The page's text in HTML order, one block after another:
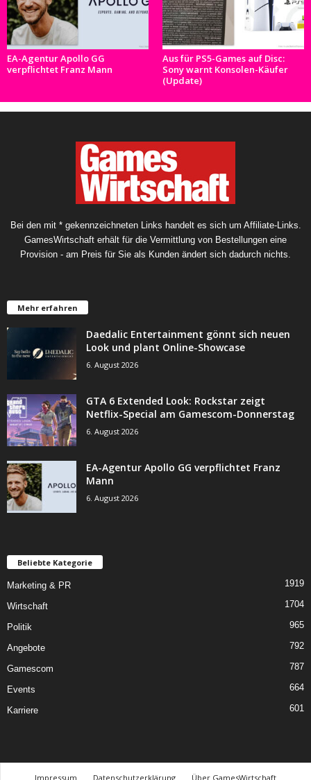
EA-Agentur Apollo GG
verpflichtet Franz Mann
Aus für PS5-Games auf Disc:
Sony warnt Konsolen-Käufer
(Update)
Bei den mit * gekennzeichneten Links handelt es sich um Affiliate-Links.
GamesWirtschaft erhält für die Vermittlung von Bestellungen eine
Provision - am Preis für Sie als Kunden ändert sich dadurch nichts.
Mehr erfahren
Daedalic Entertainment gönnt sich neuen
Look und plant Online-Showcase
6. August 2026
GTA 6 Extended Look: Rockstar zeigt
Netflix-Special am Gamescom-Donnerstag
6. August 2026
EA-Agentur Apollo GG verpflichtet Franz
Mann
6. August 2026
Beliebte Kategorie
Marketing & PR 1919
Wirtschaft 1704
Politik 965
Angebote 792
Gamescom 787
Events 664
Karriere 601
Impressum Datenschutzerklärung Über GamesWirtschaft